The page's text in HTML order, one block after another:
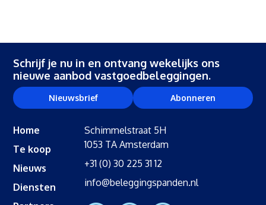
Schrijf je nu in en ontvang wekelijks ons
nieuwe aanbod vastgoedbeleggingen.
Nieuwsbrief Abonneren
Home
Te koop
Nieuws
Diensten
Schimmelstraat 5H
1053 TA Amsterdam
+31 (0) 30 225 31 12
info@beleggingspanden.nl